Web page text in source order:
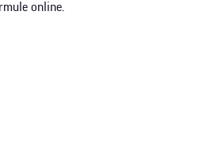
online.